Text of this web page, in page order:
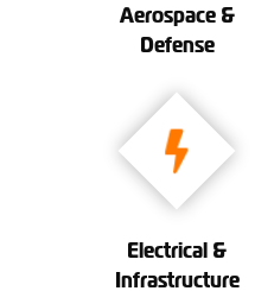
Aerospace &
Defense
Electrical &
Infrastructure